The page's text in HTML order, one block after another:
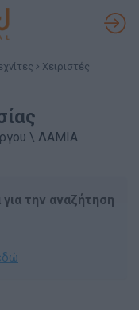
Χειριστές
\ ΛΑΜΙΑ
την αναζήτηση